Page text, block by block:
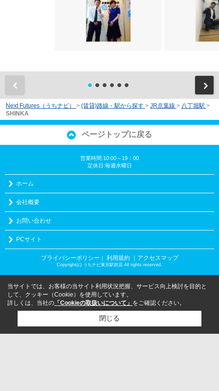
Next Futures（うちナビ） > (賃貸)路線・駅から探す > JR京葉線 > 八丁堀駅 >
SHINKA
ページトップに戻る
営業時間:10:00～19：00
定休日:毎週水曜日
ホーム
会社概要
お問い合わせ
PCサイト
プライバシーポリシー 利用規約 ｜アクセスマップ
Copyright(c) うちナビ東京駅前店 All rights reserved.
当サイトでは、お客様の当サイト利用状況把握、サービス向上検討を目的と
して、クッキー（Cookie）を使用しています。
詳しくは、当社の 「Cookieの取扱いについて」 をご確認ください。
閉じる